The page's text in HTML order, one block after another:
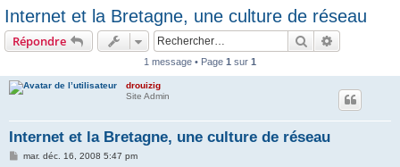
Internet et la Bretagne, une culture de réseau
Répondre Rechercher
1 message • Page 1 sur 1
drouizig
Site Admin
Internet et la Bretagne, une culture de réseau
Mmar. déc. 16, 2008 5:47 pm